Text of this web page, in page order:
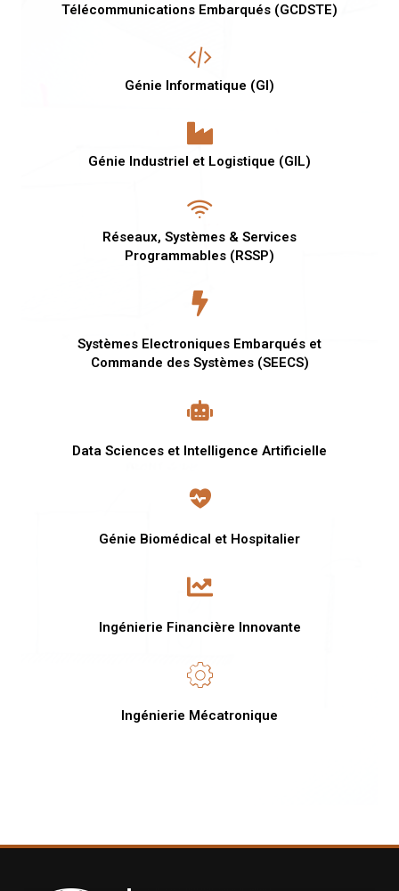
Télécommunications Embarqués (GCDSTE)
Génie Informatique (GI)
Génie Industriel et Logistique (GIL)
Réseaux, Systèmes & Services
Programmables (RSSP)
Systèmes Electroniques Embarqués et
Commande des Systèmes (SEECS)
Data Sciences et Intelligence Artificielle
Génie Biomédical et Hospitalier
Ingénierie Financière Innovante
Ingénierie Mécatronique